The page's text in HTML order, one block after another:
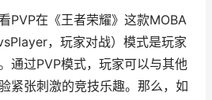
PVP在《王者荣耀》这款MOBA
，玩家对战）模式是玩家
通过PVP模式，玩家可以与其他
紧张刺激的竞技乐趣。那么，如